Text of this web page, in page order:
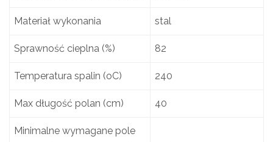
Materiał wykonania stal
Sprawność cieplna (%) 82
Temperatura spalin (oC) 240
Max długość polan (cm) 40
Minimalne wymagane pole